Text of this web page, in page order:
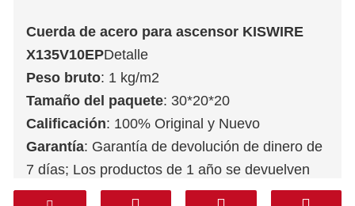
Cuerda de acero para ascensor KISWIRE
X135V10EPDetalle
Peso bruto: 1 kg/m2
Tamaño del paquete: 30*20*20
Calificación: 100% Original y Nuevo
Garantía: Garantía de devolución de dinero de
7 días; Los productos de 1 año se devuelven
gratuitamente